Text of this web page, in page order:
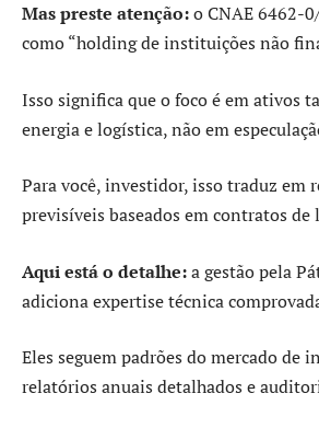
Mas preste atenção:o CNAE 6462-
como “holding de instituições não
Isso significa que o foco é em ativos
energia e logística, não em
Para você, investidor, isso traduz em
previsíveis baseados em contratos de
Aqui está o detalhe:a gestão pela
adiciona expertise técnica
Eles seguem padrões do mercado de
relatórios anuais detalhados e